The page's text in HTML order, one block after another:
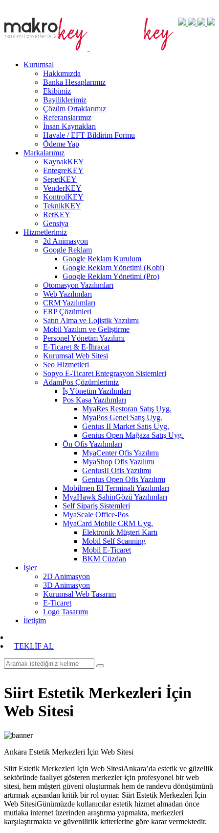
Kurumsal
Hakkımızda
Banka Hesaplarımız
Ekibimiz
Bayiliklerimiz
Çözüm Ortaklarımız
Referanslarımız
İnsan Kaynakları
Havale / EFT Bildirim Formu
Ödeme Yap
Markalarımız
KaynakKEY
EntegreKEY
SepetKEY
VenderKEY
KontrolKEY
TeknikKEY
RetKEY
Gensiya
Hizmetlerimiz
2d Animasyon
Google Reklam
Google Reklam Kurulum
Google Reklam Yönetimi (Kobi)
Google Reklam Yönetimi (Pro)
Otomasyon Yazılımları
Web Yazılımları
CRM Yazılımları
ERP Çözümleri
Satın Alma ve Lojistik Yazılımı
Mobil Yazılım ve Geliştirme
Personel Yönetim Yazılımı
E-Ticaret & E-İhracat
Kurumsal Web Sitesi
Seo Hizmetleri
Sopyo E-Ticaret Entegrasyon Sistemleri
AdamPos Çözümlerimiz
İş Yönetim Yazılımları
Pos Kasa Yazılımları
MyaRes Restoran Satış Uyg.
MyaPos Genel Satış Uyg.
Genius II Market Satış Uyg.
Genius Open Mağaza Satış Uyg.
Ön Ofis Yazılımları
MyaCenter Ofis Yazılımı
MyaShop Ofis Yazılımı
GeniusII Ofis Yazılımı
Genius Open Ofis Yazılımı
Mobilmen El Terminali Yazılımları
MyaHawk ŞahinGözü Yazılımları
Self Sipariş Sistemleri
MyaScale Office-Pos
MyaCard Mobile CRM Uyg.
Elektronik Müşteri Kartı
Mobil Self Scanning
Mobil E-Ticaret
BKM Cüzdan
İşler
2D Animasyon
3D Animasyon
Kurumsal Web Tasarım
E-Ticaret
Logo Tasarımı
İletişim
TEKLİF AL
Siirt Estetik Merkezleri İçin
Web Sitesi
Ankara Estetik Merkezleri İçin Web Sitesi
Siirt Estetik Merkezleri İçin Web SitesiAnkara’da estetik ve güzellik
sektöründe faaliyet gösteren merkezler için profesyonel bir web
sitesi, hem müşteri güveni oluşturmak hem de randevu dönüşümünü
artırmak açısından kritik bir rol oynar. Siirt Estetik Merkezleri İçin
Web SitesiGünümüzde kullanıcılar estetik hizmet almadan önce
mutlaka internet üzerinden araştırma yapmakta, merkezleri
karşılaştırmakta ve güvenilirlik kriterlerine göre karar vermektedir.